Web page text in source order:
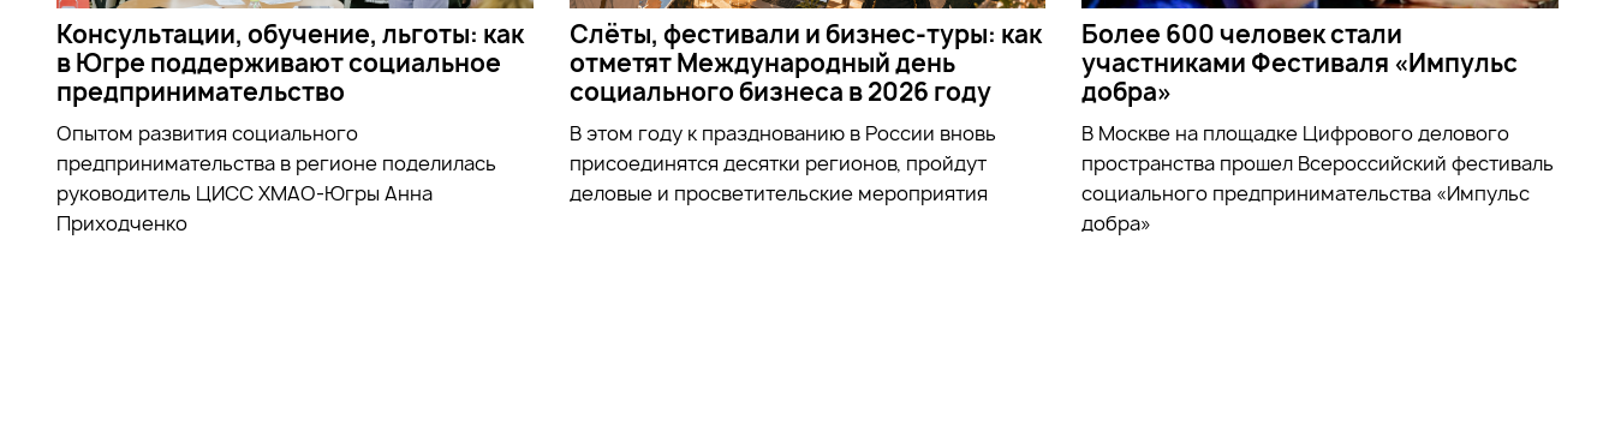
Консультации, обучение, льготы: как
в Югре поддерживают социальное
предпринимательство
Опытом развития социального
предпринимательства в регионе поделилась
руководитель ЦИСС ХМАО-Югры Анна
Приходченко
Слёты, фестивали и бизнес-туры: как
отметят Международный день
социального бизнеса в 2026 году
В этом году к празднованию в России вновь
присоединятся десятки регионов, пройдут
деловые и просветительские мероприятия
Более 600 человек стали
участниками Фестиваля «Импульс
добра»
В Москве на площадке Цифрового делового
пространства прошел Всероссийский фестиваль
социального предпринимательства «Импульс
добра»